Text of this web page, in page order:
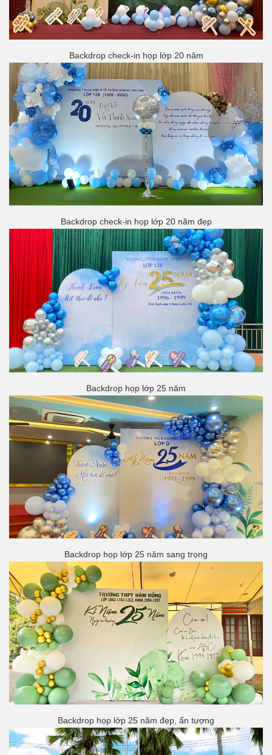
Backdrop check-in họp lớp 20 năm
Backdrop check-in họp lớp 20 năm đẹp
Backdrop họp lớp 25 năm
Backdrop họp lớp 25 năm sang trọng
Backdrop họp lớp 25 năm đẹp, ấn tượng